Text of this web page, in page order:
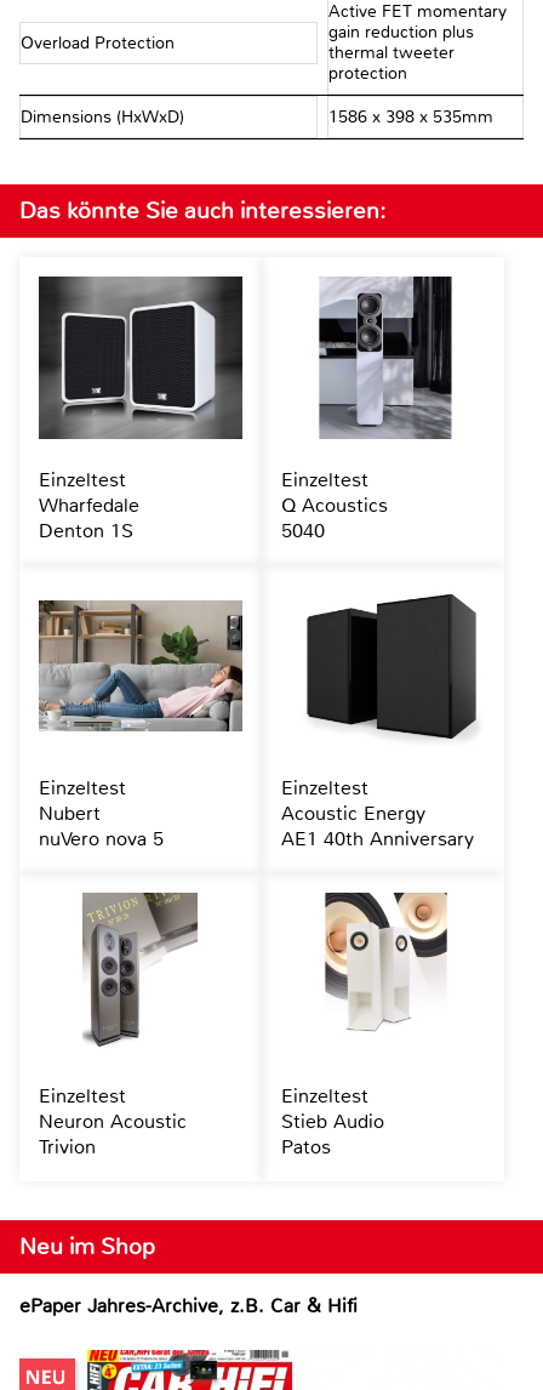
Overload Protection
Active FET momentary
gain reduction plus
thermal tweeter
protection
Dimensions (HxWxD) 1586 x 398 x 535mm
Neu im Shop
ePaper Jahres-Archive, z.B. Car & Hifi
Das könnte Sie auch interessieren:
Einzeltest
Wharfedale
Denton 1S
Einzeltest
Q Acoustics
5040
Einzeltest
Nubert
nuVero nova 5
Einzeltest
Acoustic Energy
AE1 40th Anniversary
Einzeltest
Neuron Acoustic
Trivion
Einzeltest
Stieb Audio
Patos